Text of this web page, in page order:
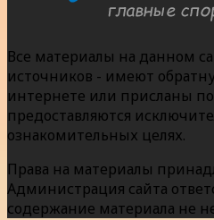
Все материалы на данном
источников - имеют
интернете или присланы
предоставляются
ознакомительных целях.
Права на материалы
Администрация сайта
содержание материала не